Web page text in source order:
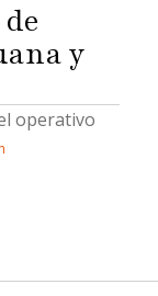
y
operativo